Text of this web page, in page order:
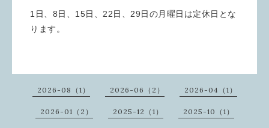
1日、8日、15日、22日、29日の月曜日は定休日とな
ります。
2026-08（1） 2026-06（2） 2026-04（1）
2026-01（2） 2025-12（1） 2025-10（1）